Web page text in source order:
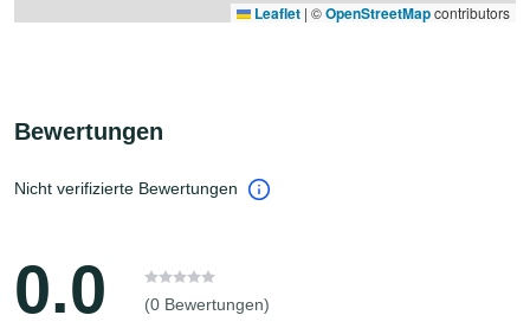
Leaflet | ©OpenStreetMapcontributors
Bewertungen
Nicht verifizierte Bewertungen
0.0 (0 Bewertungen)